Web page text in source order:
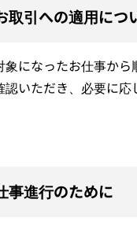
取引への適用につ
になったお仕事か
いただき、必要に応
事進行のために